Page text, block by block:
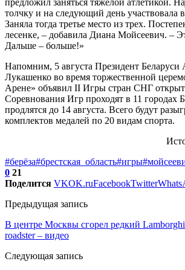
толчку и на следующий день участвовала
Заняла тогда третье место из трех.
лесенке, – добавила Диана Мойсеевич. –
Дальше – больше!»
Напомним, 5 августа Президент Беларуси
Лукашенко во время торжественной
Арене» объявил II Игры стран СНГ
Соревнования Игр проходят в 11 городах
продлятся до 14 августа. Всего будут
комплектов медалей по 20 видам спорта.
#берёза#брестская_область#игры
0 21
Поделится VKOK.ruFacebookTwitter
Предыдущая запись
В центре Москвы сгорел редкий
roadster – видео
Следующая запись